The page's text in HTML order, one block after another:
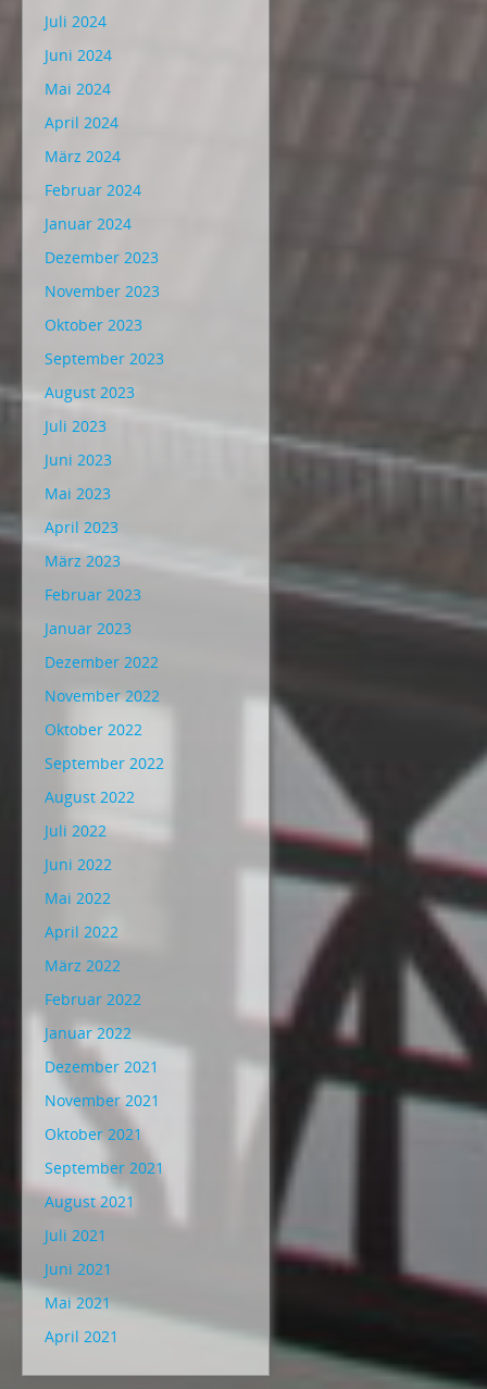
Juli 2024
Juni 2024
Mai 2024
April 2024
März 2024
Februar 2024
Januar 2024
Dezember 2023
November 2023
Oktober 2023
September 2023
August 2023
Juli 2023
Juni 2023
Mai 2023
April 2023
März 2023
Februar 2023
Januar 2023
Dezember 2022
November 2022
Oktober 2022
September 2022
August 2022
Juli 2022
Juni 2022
Mai 2022
April 2022
März 2022
Februar 2022
Januar 2022
Dezember 2021
November 2021
Oktober 2021
September 2021
August 2021
Juli 2021
Juni 2021
Mai 2021
April 2021